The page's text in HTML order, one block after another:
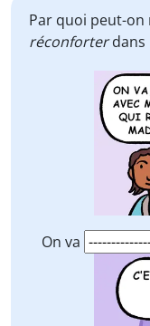
Par quoi peut-on
réconforterdans
On va